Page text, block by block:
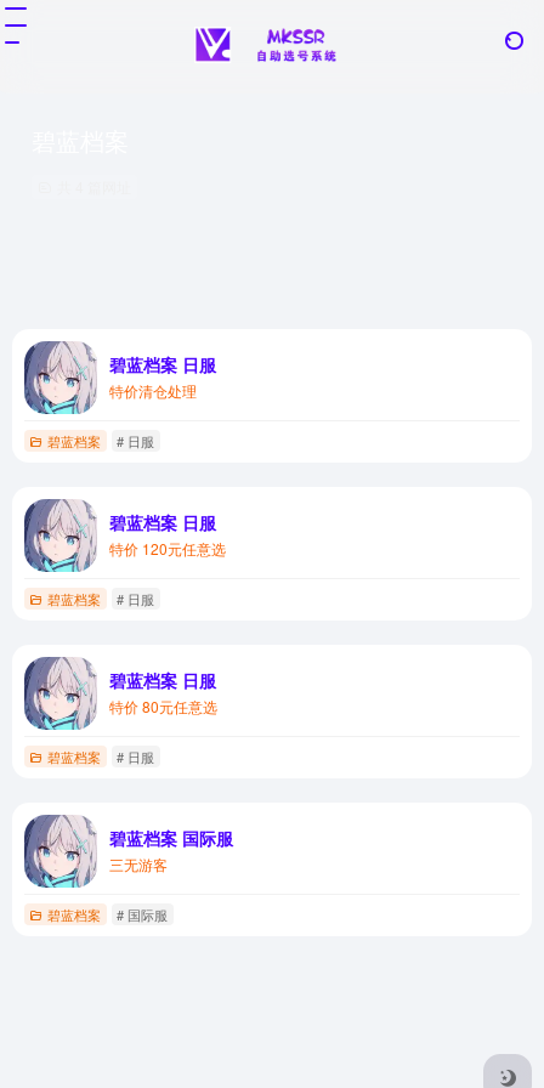
碧蓝档案 日服
特价清仓处理
碧蓝档案 # 日服
碧蓝档案 日服
特价 120元任意选
碧蓝档案 # 日服
碧蓝档案 日服
特价 80元任意选
碧蓝档案 # 日服
碧蓝档案 国际服
三无游客
碧蓝档案 # 国际服